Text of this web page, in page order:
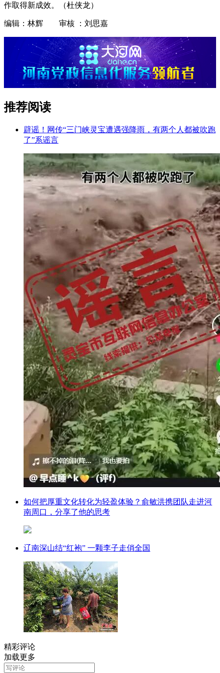
作取得新成效。（杜侠龙）
编辑：林辉 审核 ：刘思嘉
推荐阅读
辟谣！网传“三门峡灵宝遭遇强降雨，有两个人都被吹跑
了”系谣言
如何把厚重文化转化为轻盈体验？俞敏洪携团队走进河
南周口，分享了他的思考
辽南深山结“红袍” 一颗李子走俏全国
精彩评论
加载更多